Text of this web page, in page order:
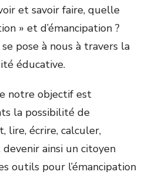
et savoir faire, quelle
» et d’émancipation ?
pose à nous à travers la
éducative.
notre objectif est
la possibilité de
lire, écrire, calculer,
ainsi un citoyen
outils pour l’émancipation